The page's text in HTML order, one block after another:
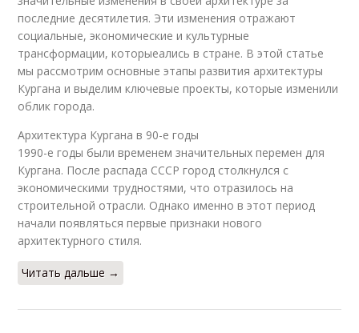
последние десятилетия. Эти изменения отражают
социальные, экономические и культурные
трансформации, которыеались в стране. В этой статье
мы рассмотрим основные этапы развития архитектуры
Кургана и выделим ключевые проекты, которые изменили
облик города.
Архитектура Кургана в 90-е годы
1990-е годы были временем значительных перемен для
Кургана. После распада СССР город столкнулся с
экономическими трудностями, что отразилось на
строительной отрасли. Однако именно в этот период
начали появляться первые признаки нового
архитектурного стиля.
Читать дальше →